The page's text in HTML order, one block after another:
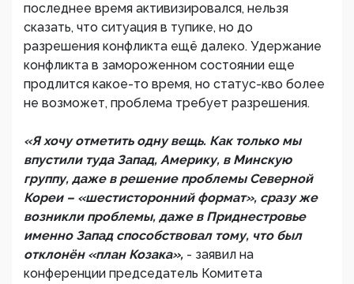
последнее время активизировался, нельзя
сказать, что ситуация в тупике, но до
разрешения конфликта ещё далеко. Удержание
конфликта в замороженном состоянии еще
продлится какое-то время, но статус-кво более
не возможет, проблема требует разрешения.
«Я хочу отметить одну вещь. Как только мы
впустили туда Запад, Америку, в Минскую
группу, даже в решение проблемы Северной
Кореи – «шестисторонний формат», сразу же
возникли проблемы, даже в Приднестровье
именно Запад способствовал тому, что был
отклонён «план Козака», - заявил на
конференции председатель Комитета